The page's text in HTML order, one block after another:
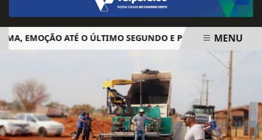
EMOÇÃO ATÉ O ÚLTIMO SEGUNDO E POLÊMICA. BIGMENU